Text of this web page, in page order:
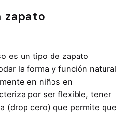
zapato
es un tipo de zapato
la forma y función natural
en niños en
por ser flexible, tener
(drop cero) que permite que